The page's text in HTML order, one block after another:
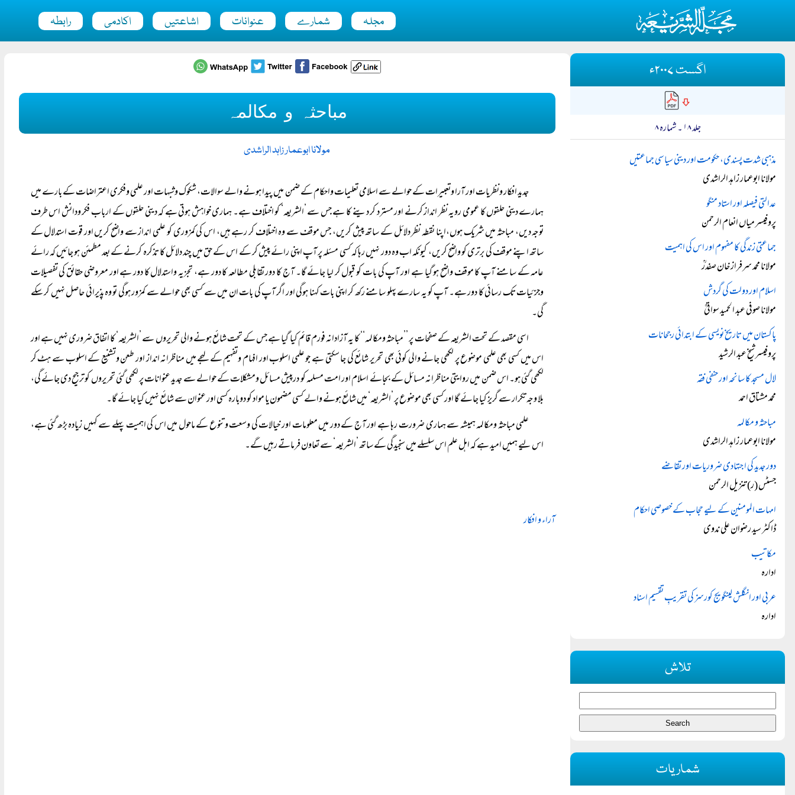
مجلہ شمارے عنوانات اشاعتیں اکادمی رابطہ
مباحثہ و مکالمہ
مولانا ابوعمار زاہد الراشدی
جدید افکار ونظریات اور آرا وتعبیرات کے حوالے سے اسلامی تعلیمات واحکام کے ضمن میں پیدا ہونے والے سوالات، شکوک وشبہات اور علمی وفکری اعتراضات کے بارے میں
ہمارے دینی حلقوں کا عمومی رویہ نظر انداز کرنے اور مسترد کر دینے کا ہے جس سے ’الشریعہ‘ کو اختلاف ہے۔ ہماری خواہش ہوتی ہے کہ دینی حلقوں کے ارباب فکر ودانش اس طرف
توجہ دیں، مباحثہ میں شریک ہوں،اپنا نقطہ نظر دلائل کے ساتھ پیش کریں، جس موقف سے وہ اختلاف کر رہے ہیں، اس کی کمزوری کو علمی انداز سے واضح کریں اور قوت استدلال کے
ساتھ اپنے موقف کی برتری کو واضح کریں، کیونکہ اب وہ دور نہیں رہا کہ کسی مسئلہ پر آپ اپنی رائے پیش کر کے اس کے حق میں چند دلائل کا تذکرہ کرنے کے بعد مطمئن ہو جائیں کہ رائے
عامہ کے سامنے آپ کا موقف واضح ہو گیا ہے اور آپ کی بات کو قبول کر لیا جائے گا۔ آج کا دور تقابلی مطالعہ کا دور ہے، تجزیہ واستدلال کا دور ہے اور معروضی حقائق کی تفصیلات
وجزئیات تک رسائی کا دور ہے۔ آپ کو یہ سارے پہلو سامنے رکھ کر اپنی بات کہنا ہوگی اور اگر آپ کی بات ان میں سے کسی بھی حوالے سے کمزور ہوگی تو وہ پذیرائی حاصل نہیں کر سکے
گی۔
اسی مقصد کے تحت الشریعہ کے صفحات پر ’’مباحثہ ومکالمہ‘‘ کا یہ آزادانہ فورم قائم کیا گیا ہے جس کے تحت شائع ہونے والی تحریروں سے ’الشریعہ‘ کا اتفاق ضروری نہیں ہے اور
اس میں کسی بھی علمی موضوع پر لکھی جانے والی کوئی بھی تحریر شائع کی جا سکتی ہے جو علمی اسلوب اور افہام وتفہیم کے لہجے میں مناظرانہ انداز اور طعن وتشنیع کے اسلوب سے ہٹ کر
لکھی گئی ہو۔ اس ضمن میں روایتی مناظرانہ مسائل کے بجائے اسلام اور امت مسلمہ کو درپیش مسائل ومشکلات کے حوالے سے جدید عنوانات پر لکھی گئی تحریروں کو ترجیح دی جائے گی،
بلا وجہ تکرار سے گریز کیا جائے گا اور کسی بھی موضوع پر ’الشریعہ‘ میں شائع ہونے والے کسی مضمون یا مواد کو دوبارہ کسی اور عنوان سے شائع نہیں کیا جائے گا۔
علمی مباحثہ ومکالمہ ہمیشہ سے ہماری ضرورت رہا ہے اور آج کے دور میں معلومات اور خیالات کی وسعت وتنوع کے ماحول میں اس کی اہمیت پہلے سے کہیں زیادہ بڑھ گئی ہے،
اس لیے ہمیں امید ہے کہ اہل علم اس سلسلے میں سنجیدگی کے ساتھ ’الشریعہ‘ سے تعاون فرماتے رہیں گے۔
آراء و افکار
اگست ۲۰۰۷ء
جلد ۱۸ ۔ شمارہ ۸
مذہبی شدت پسندی، حکومت اور دینی سیاسی جماعتیں
مولانا ابوعمار زاہد الراشدی
عدالتی فیصلہ اور استاد منگو
پروفیسر میاں انعام الرحمن
جماعتی زندگی کا مفہوم اور اس کی اہمیت
مولانا محمد سرفراز خان صفدرؒ
اسلام اور دولت کی گردش
مولانا صوفی عبد الحمید سواتیؒ
پاکستان میں تاریخ نویسی کے ابتدائی رجحانات
پروفیسر شیخ عبد الرشید
لال مسجد کا سانحہ اور حنفی فقہ
محمد مشتاق احمد
مباحثہ و مکالمہ
مولانا ابوعمار زاہد الراشدی
دور جدید کی اجتہادی ضروریات اور تقاضے
جسٹس (ر) تنزیل الرحمن
امہات المومنین کے لیے حجاب کے خصوصی احکام
ڈاکٹر سید رضوان علی ندوی
مکاتیب
ادارہ
عربی اور انگلش لینگویج کورسز کی تقریبِ تقسیم اسناد
ادارہ
تلاش
شماریات